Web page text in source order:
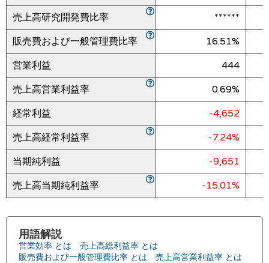
売上高研究開発費比率
******
販売費および一般管理費比率
16.51%
営業利益
444
売上高営業利益率
0.69%
経常利益
-4,652
売上高経常利益率
-7.24%
当期純利益
-9,651
売上高当期純利益率
-15.01%
用語解説
営業効率 とは
売上高総利益率 とは
販売費および一般管理費比率 とは
売上高営業利益率 とは